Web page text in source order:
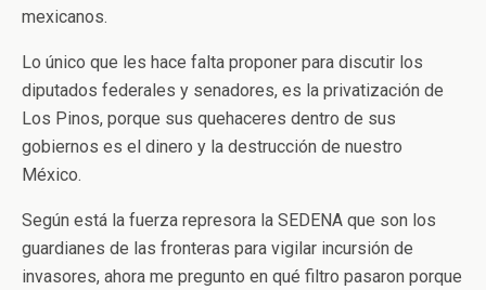
mexicanos.
Lo único que les hace falta proponer para discutir los
diputados federales y senadores, es la privatización de
Los Pinos, porque sus quehaceres dentro de sus
gobiernos es el dinero y la destrucción de nuestro
México.
Según está la fuerza represora la SEDENA que son los
guardianes de las fronteras para vigilar incursión de
invasores, ahora me pregunto en qué filtro pasaron porque